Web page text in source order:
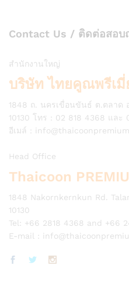
Contact Us / ติดต่อสอบ
สำนักงานใหญ่
บริษัท ไทยคูณพรีเมี่
1848 ถ. นครเขื่อนขันธ์ ต.ตลาด
10130 โทร : 02 818 4368 และ
อีเมล์ :
Head Office
Thaicoon
1848 Nakornkernkun Rd.
10130
Tel: +66 2818 4368 and +66
E-mail :